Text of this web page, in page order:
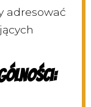
adresować